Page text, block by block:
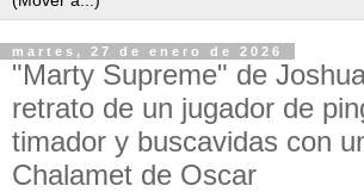
martes, 27 de enero de 2026
"Marty Supreme" de
retrato de un jugador de
timador y buscavidas con
Chalamet de Oscar